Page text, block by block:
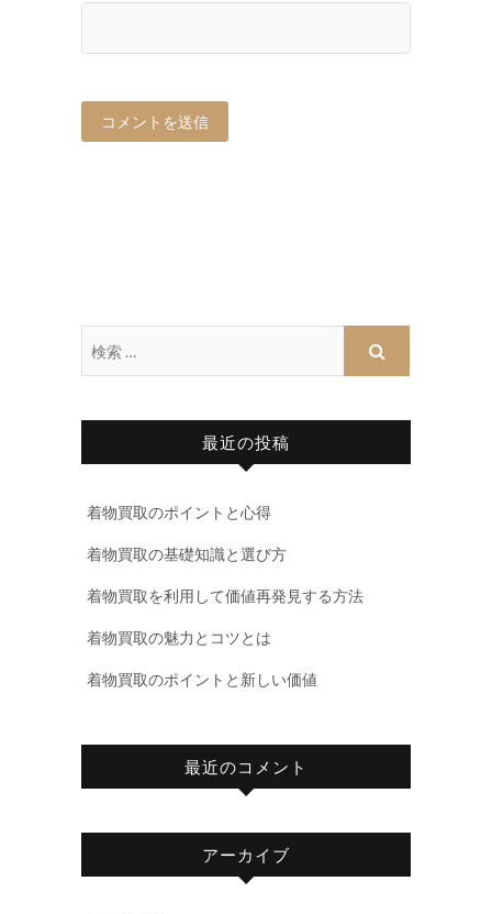
最近の投稿
着物買取のポイントと心得
着物買取の基礎知識と選び方
着物買取を利用して価値再発見する方法
着物買取の魅力とコツとは
着物買取のポイントと新しい価値
最近のコメント
アーカイブ